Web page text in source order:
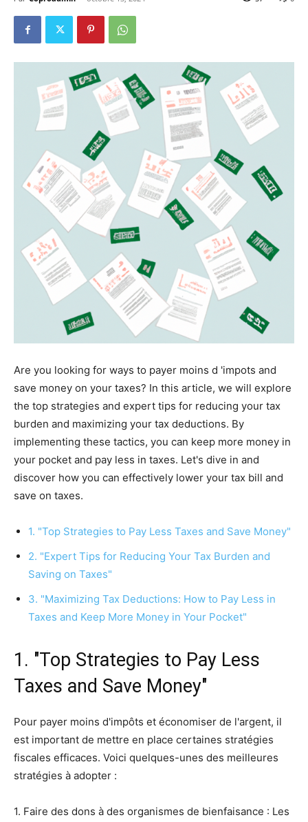
Are you looking for ways to payer moins d 'impots and
save money on your taxes? In this article, we will explore
the top strategies and expert tips for reducing your tax
burden and maximizing your tax deductions. By
implementing these tactics, you can keep more money in
your pocket and pay less in taxes. Let's dive in and
discover how you can effectively lower your tax bill and
save on taxes.
1. "Top Strategies to Pay Less Taxes and Save Money"
2. "Expert Tips for Reducing Your Tax Burden and
Saving on Taxes"
3. "Maximizing Tax Deductions: How to Pay Less in
Taxes and Keep More Money in Your Pocket"
1. "Top Strategies to Pay Less
Taxes and Save Money"
Pour payer moins d'impôts et économiser de l'argent, il
est important de mettre en place certaines stratégies
fiscales efficaces. Voici quelques-unes des meilleures
stratégies à adopter :
1. Faire des dons à des organismes de bienfaisance : Les